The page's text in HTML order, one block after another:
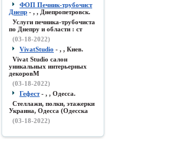
ФОП Печник-трубочист
Днепр - , , Днепропетровск.
Услуги печника-трубочиста
по Днепру и области : ст
(03-18-2022)
VivatStudio - , , Киев.
Vivat Studio салон
уникальных интерьерных
декоровМ
(03-18-2022)
Гефест- , , Одесса.
Стеллажи, полки, этажерки
Украина, Одесса (Одесска
(03-18-2022)